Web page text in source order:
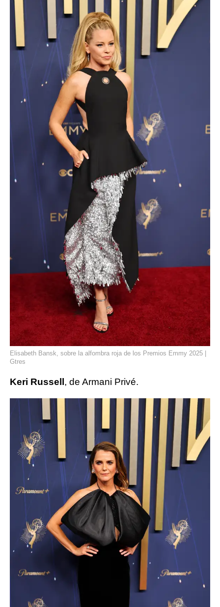
Elisabeth Bansk, sobre la alfombra roja de los Premios Emmy 2025 |
Gtres
Keri Russell, de Armani Privé.